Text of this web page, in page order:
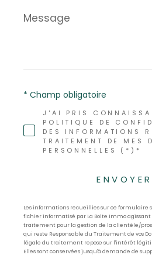
Message
*
J'AI PRIS
POLITIQUE DE
DES INFORMATIONS
TRAITEMENT DE MES
PERSONNELLES (*)*
* Champ obligatoire
ENVOYER
Les informations recueillies sur ce formulaire
fichier informatisé par La Boite Immo
traitement pour la gestion de la clientèle/
qui reste Responsable du Traitement de vos
légale du traitement repose sur l'intérêt
Elles sont conservées jusqu'à demande de